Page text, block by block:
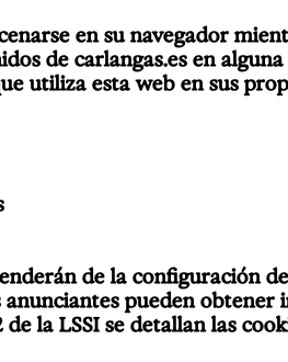
en su navegador
de carlangas.es en
utiliza esta web en sus
de la configuración
anunciantes pueden
la LSSI se detallan las